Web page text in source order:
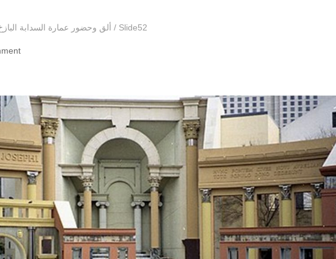
ألق وحضور عمارة السدابة / Slide52